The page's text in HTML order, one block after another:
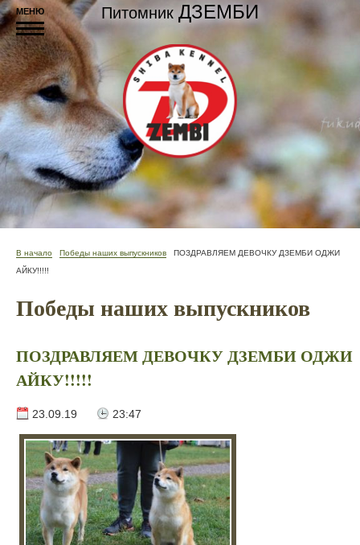
Питомник ДЗЕМБИ
МЕНЮ
В начало Победы наших выпускников ПОЗДРАВЛЯЕМ ДЕВОЧКУ ДЗЕМБИ ОДЖИ
АЙКУ!!!!!
Победы наших выпускников
ПОЗДРАВЛЯЕМ ДЕВОЧКУ ДЗЕМБИ ОДЖИ
АЙКУ!!!!!
23.09.19 23:47